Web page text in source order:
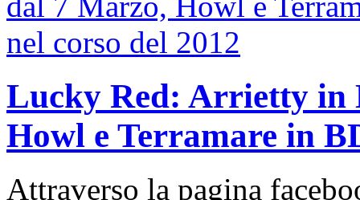
Lucky Red: Arrietty in
Howl e Terramare in
Attraverso la pagina